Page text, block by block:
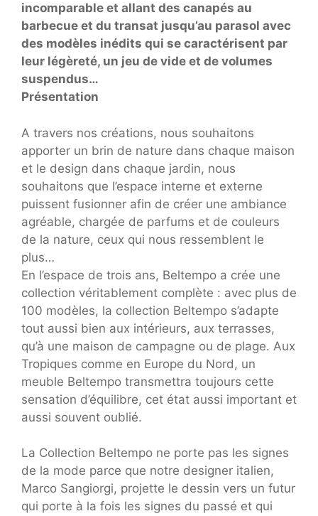
incomparable et allant des canapés au
barbecue et du transat jusqu’au parasol avec
des modèles inédits qui se caractérisent par
leur légèreté, un jeu de vide et de volumes
suspendus…
Présentation
A travers nos créations, nous souhaitons
apporter un brin de nature dans chaque maison
et le design dans chaque jardin, nous
souhaitons que l’espace interne et externe
puissent fusionner afin de créer une ambiance
agréable, chargée de parfums et de couleurs
de la nature, ceux qui nous ressemblent le
plus…
En l’espace de trois ans, Beltempo a crée une
collection véritablement complète : avec plus de
100 modèles, la collection Beltempo s’adapte
tout aussi bien aux intérieurs, aux terrasses,
qu’à une maison de campagne ou de plage. Aux
Tropiques comme en Europe du Nord, un
meuble Beltempo transmettra toujours cette
sensation d’équilibre, cet état aussi important et
aussi souvent oublié.
La Collection Beltempo ne porte pas les signes
de la mode parce que notre designer italien,
Marco Sangiorgi, projette le dessin vers un futur
qui porte à la fois les signes du passé et qui